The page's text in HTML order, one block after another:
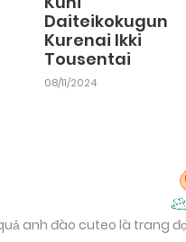
Daiteikokugun
Kurenai Ikki
Tousentai
08/11/2024
anh đào cuteo là trang